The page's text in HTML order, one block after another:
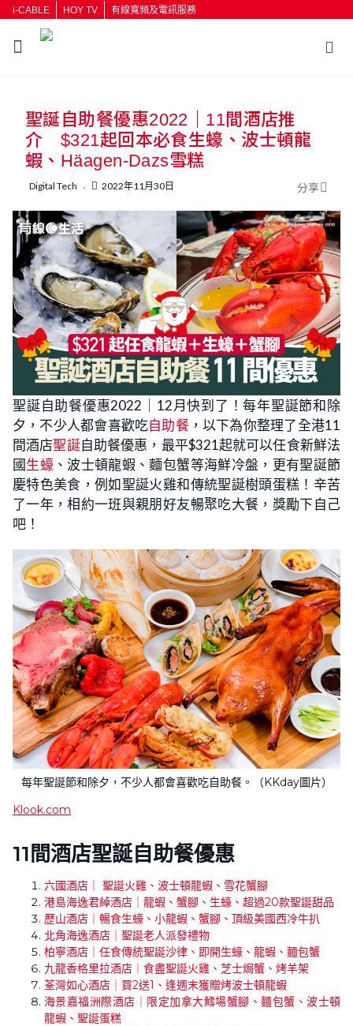
i-CABLE HOY TV 有線寬頻及電訊服務
按輸入鍵開始搜尋
聖誕自助餐優惠2022｜11間酒店推
介 $321起回本必食生蠔、波士頓龍
蝦、Häagen-Dazs雪糕
Digital Tech 2022年11月30日 分享
聖誕自助餐優惠2022｜12月快到了！每年聖誕節和除
夕，不少人都會喜歡吃自助餐，以下為你整理了全港11
間酒店聖誕自助餐優惠，最平$321起就可以任食新鮮法
國生蠔 、波士頓龍蝦、麵包蟹等海鮮冷盤，更有聖誕節
慶特色美食，例如聖誕火雞和傳統聖誕樹頭蛋糕！辛苦
了一年，相約一班與親朋好友暢聚吃大餐，獎勵下自己
吧！
每年聖誕節和除夕，不少人都會喜歡吃自助餐。（KKday圖片）
Klook.com
11間酒店聖誕自助餐優惠
六國酒店｜ 聖誕火雞、波士頓龍蝦、雪花蟹腳
港島海逸君綽酒店｜龍蝦、蟹腳、生蠔、超過20款聖誕甜品
歷山酒店｜暢食生蠔、小龍蝦、蟹腳、頂級美國西冷牛扒
北角海逸酒店｜聖誕老人派發禮物
柏寧酒店｜任食傳統聖誕沙律、即開生蠔、龍蝦、麵包蟹
九龍香格里拉酒店｜食盡聖誕火雞、芝士焗蟹、烤羊架
荃灣如心酒店｜買2送1、逢週末獲贈烤波士頓龍蝦
海景嘉福洲際酒店｜限定加拿大鱈場蟹腳、麵包蟹、波士頓
龍蝦、聖誕蛋糕